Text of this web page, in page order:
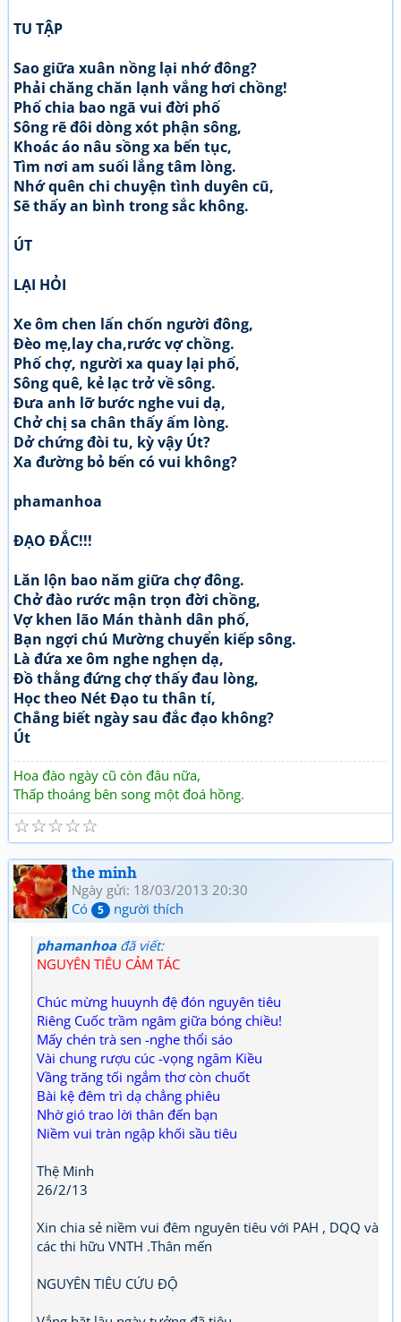
TU TẬP
Sao giữa xuân nồng lại nhớ đông?
Phải chăng chăn lạnh vắng hơi chồng!
Phố chia bao ngã vui đời phố
Sông rẽ đôi dòng xót phận sông,
Khoác áo nâu sồng xa bến tục,
Tìm nơi am suối lắng tâm lòng.
Nhớ quên chi chuyện tình duyên cũ,
Sẽ thấy an bình trong sắc không.
ÚT
LẠI HỎI
Xe ôm chen lấn chốn người đông,
Đèo mẹ,lay cha,rước vợ chồng.
Phố chợ, người xa quay lại phố,
Sông quê, kẻ lạc trở về sông.
Đưa anh lỡ bước nghe vui dạ,
Chở chị sa chân thấy ấm lòng.
Dở chứng đòi tu, kỳ vậy Út?
Xa đường bỏ bến có vui không?
phamanhoa
ĐẠO ĐẮC!!!
Lăn lộn bao năm giữa chợ đông.
Chở đào rước mận trọn đời chồng,
Vợ khen lão Mán thành dân phố,
Bạn ngợi chú Mường chuyển kiếp sông.
Là đứa xe ôm nghe nghẹn dạ,
Đồ thằng đứng chợ thấy đau lòng,
Học theo Nét Đạo tu thân tí,
Chẳng biết ngày sau đắc đạo không?
Út
Hoa đào ngày cũ còn đâu nữa,
Thấp thoáng bên song một đoá hồng.
☆
☆
☆
☆
☆
the minh
Ngày gửi: 18/03/2013 20:30
Có
5 người thích
phamanhoađã viết:
NGUYÊN TIÊU CẢM TÁC
Chúc mừng huuynh đệ đón nguyên tiêu
Riêng Cuốc trầm ngâm giữa bóng chiều!
Mấy chén trà sen -nghe thổi sáo
Vài chung rượu cúc -vọng ngâm Kiều
Vầng trăng tối ngắm thơ còn chuốt
Bài kệ đêm trì dạ chẳng phiêu
Nhờ gió trao lời thân đến bạn
Niềm vui tràn ngập khối sầu tiêu
Thệ Minh
26/2/13
Xin chia sẻ niềm vui đêm nguyên tiêu với PAH , DQQ và
các thi hữu VNTH .Thân mến
NGUYÊN TIÊU CỨU ĐỘ